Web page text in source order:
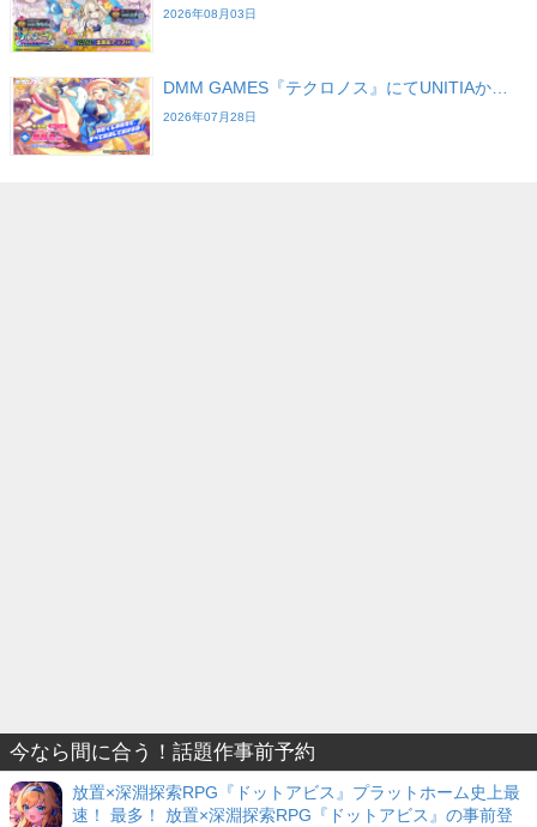
2026年08月03日
DMM GAMES『テクロノス』にてUNITIAか…
2026年07月28日
今なら間に合う！話題作事前予約
放置×深淵探索RPG『ドットアビス』プラットホーム史上最
速！ 最多！ 放置×深淵探索RPG『ドットアビス』の事前登